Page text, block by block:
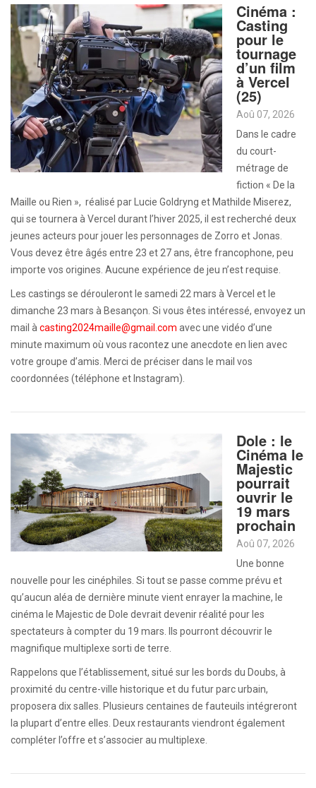
Cinéma :
Casting
pour le
tournage
d’un film
à Vercel
(25)
Aoû 07, 2026
Dans le cadre
du court-
métrage de
fiction « De la
Maille ou Rien », réalisé par Lucie Goldryng et Mathilde Miserez,
qui se tournera à Vercel durant l’hiver 2025, il est recherché deux
jeunes acteurs pour jouer les personnages de Zorro et Jonas.
Vous devez être âgés entre 23 et 27 ans, être francophone, peu
importe vos origines. Aucune expérience de jeu n’est requise.
Les castings se dérouleront le samedi 22 mars à Vercel et le
dimanche 23 mars à Besançon. Si vous êtes intéressé, envoyez un
mail à casting2024maille@gmail.com avec une vidéo d’une
minute maximum où vous racontez une anecdote en lien avec
votre groupe d’amis. Merci de préciser dans le mail vos
coordonnées (téléphone et Instagram).
Dole : le
Cinéma le
Majestic
pourrait
ouvrir le
19 mars
prochain
Aoû 07, 2026
Une bonne
nouvelle pour les cinéphiles. Si tout se passe comme prévu et
qu’aucun aléa de dernière minute vient enrayer la machine, le
cinéma le Majestic de Dole devrait devenir réalité pour les
spectateurs à compter du 19 mars. Ils pourront découvrir le
magnifique multiplexe sorti de terre.
Rappelons que l’établissement, situé sur les bords du Doubs, à
proximité du centre-ville historique et du futur parc urbain,
proposera dix salles. Plusieurs centaines de fauteuils intégreront
la plupart d’entre elles. Deux restaurants viendront également
compléter l’offre et s’associer au multiplexe.